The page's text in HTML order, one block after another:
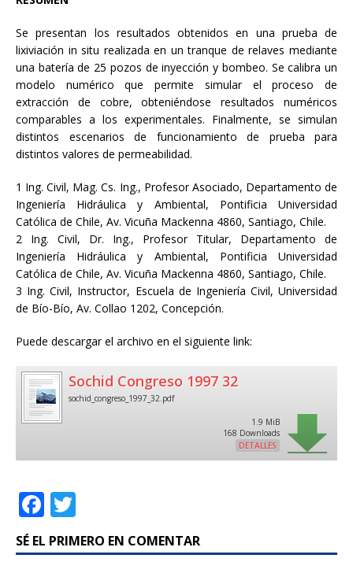
Se presentan los resultados obtenidos en una prueba de
lixiviación in situ realizada en un tranque de relaves mediante
una batería de 25 pozos de inyección y bombeo. Se calibra un
modelo numérico que permite simular el proceso de
extracción de cobre, obteniéndose resultados numéricos
comparables a los experimentales. Finalmente, se simulan
distintos escenarios de funcionamiento de prueba para
distintos valores de permeabilidad.
1 Ing. Civil, Mag. Cs. Ing., Profesor Asociado, Departamento de
Ingeniería Hidráulica y Ambiental, Pontificia Universidad
Católica de Chile, Av. Vicuña Mackenna 4860, Santiago, Chile.
2 Ing. Civil, Dr. Ing., Profesor Titular, Departamento de
Ingeniería Hidráulica y Ambiental, Pontificia Universidad
Católica de Chile, Av. Vicuña Mackenna 4860, Santiago, Chile.
3 Ing. Civil, Instructor, Escuela de Ingeniería Civil, Universidad
de Bío-Bío, Av. Collao 1202, Concepción.
Puede descargar el archivo en el siguiente link:
Sochid Congreso 1997 32
sochid_congreso_1997_32.pdf
1.9 MiB
168 Downloads
DETALLES
F
a
c
w
it
SÉ EL PRIMERO EN COMENTAR